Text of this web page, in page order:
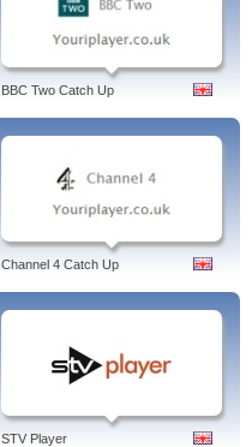
BBC Two Catch Up
Channel 4 Catch Up
STV Player